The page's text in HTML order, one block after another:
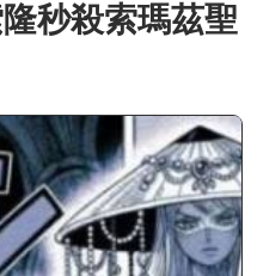
秒殺索瑪茲聖